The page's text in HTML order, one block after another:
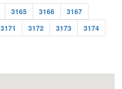
3165 3166
3167
3171 3172 3173
3174